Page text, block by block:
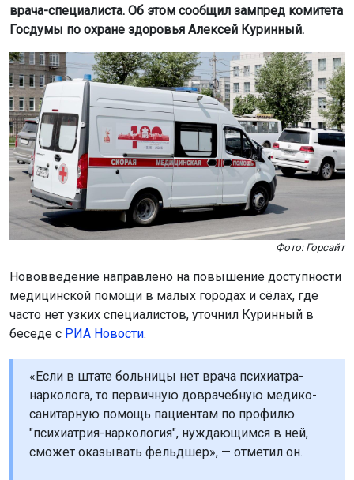
врача-специалиста. Об этом сообщил зампред комитета
Госдумы по охране здоровья Алексей Куринный.
Фото: Горсайт
Нововведение направлено на повышение доступности
медицинской помощи в малых городах и сёлах, где
часто нет узких специалистов, уточнил Куринный в
беседе с РИА Новости.
«Если в штате больницы нет врача психиатра-
нарколога, то первичную доврачебную медико-
санитарную помощь пациентам по профилю
"психиатрия-наркология", нуждающимся в ней,
сможет оказывать фельдшер», — отметил он.